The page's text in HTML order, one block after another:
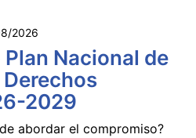
2026
Nacional de
2029
abordar el compromiso?